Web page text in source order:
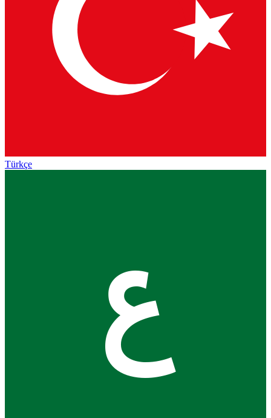
Türkçe
ع